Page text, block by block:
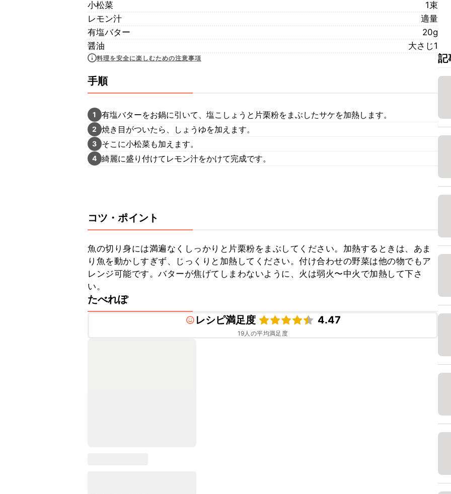
小松菜
1束
レモン汁
適量
有塩バター
20g
醤油
大さじ1
料理を安全に楽しむための注意事項
手順
1 有塩バターをお鍋に引いて、塩こしょうと片栗粉をまぶしたサケを加熱します。
2 焼き目がついたら、しょうゆを加えます。
3 そこに小松菜も加えます。
4 綺麗に盛り付けてレモン汁をかけて完成です。
コツ・ポイント
魚の切り身には満遍なくしっかりと片栗粉をまぶしてください。加熱するときは、あま
り魚を動かしすぎず、じっくりと加熱してください。付け合わせの野菜は他の物でもア
レンジ可能です。バターが焦げてしまわないように、火は弱火〜中火で加熱して下さ
い。
たべれぽ
レシピ満足度
4.47
19人の平均満足度
記